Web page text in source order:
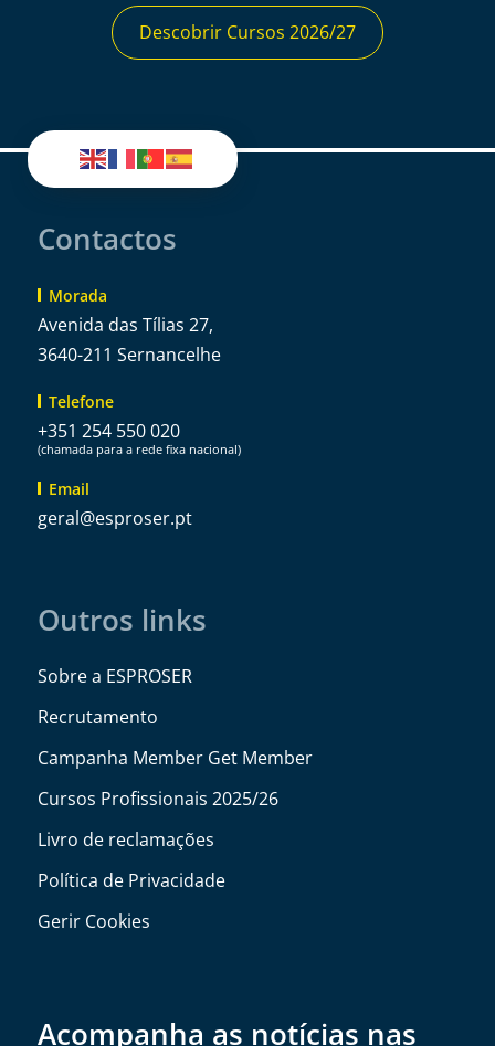
Descobrir Cursos 2026/27
Contactos
Morada
Avenida das Tílias 27,
3640-211 Sernancelhe
Telefone
+351 254 550 020
(chamada para a rede fixa nacional)
Email
tp.resorpse
@lareg
Outros links
Sobre a ESPROSER
Recrutamento
Campanha Member Get Member
Cursos Profissionais 2025/26
Livro de reclamações
Política de Privacidade
Gerir Cookies
Acompanha as notícias nas